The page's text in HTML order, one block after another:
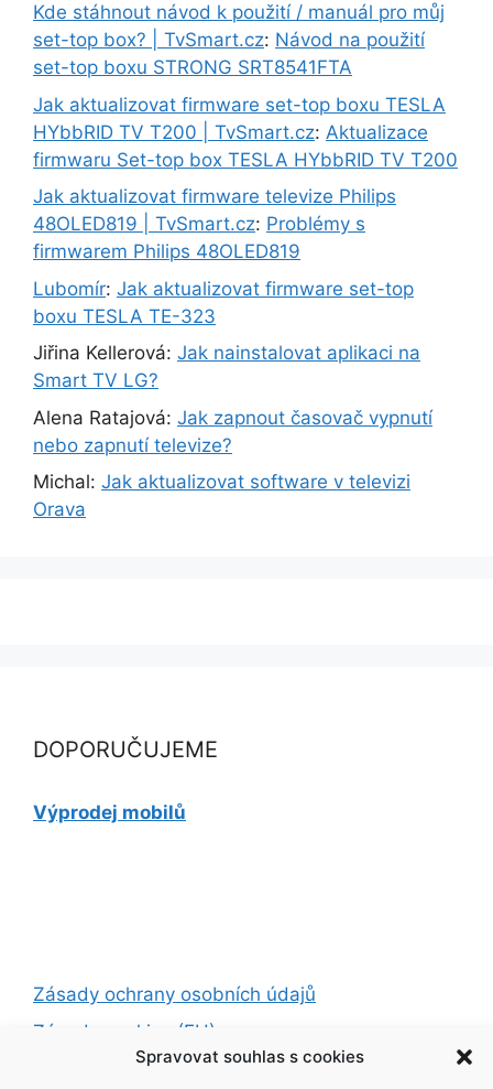
Kde stáhnout návod k použití / manuál pro můj
set-top box? | TvSmart.cz: Návod na použití
set-top boxu STRONG SRT8541FTA
Jak aktualizovat firmware set-top boxu TESLA
HYbbRID TV T200 | TvSmart.cz: Aktualizace
firmwaru Set-top box TESLA HYbbRID TV T200
Jak aktualizovat firmware televize Philips
48OLED819 | TvSmart.cz: Problémy s
firmwarem Philips 48OLED819
Lubomír: Jak aktualizovat firmware set-top
boxu TESLA TE-323
Jiřina Kellerová: Jak nainstalovat aplikaci na
Smart TV LG?
Alena Ratajová: Jak zapnout časovač vypnutí
nebo zapnutí televize?
Michal: Jak aktualizovat software v televizi
Orava
DOPORUČUJEME
Výprodej mobilů
Zásady ochrany osobních údajů
Zásady cookies (EU)
Spravovat souhlas s cookies